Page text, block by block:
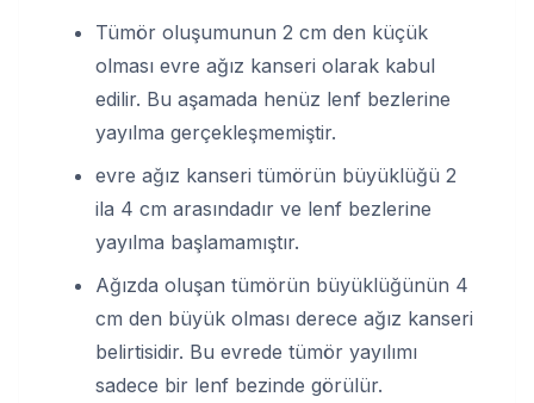
Tümör oluşumunun 2 cm den küçük
olması evre ağız kanseri olarak kabul
edilir. Bu aşamada henüz lenf bezlerine
yayılma gerçekleşmemiştir.
evre ağız kanseri tümörün büyüklüğü 2
ila 4 cm arasındadır ve lenf bezlerine
yayılma başlamamıştır.
Ağızda oluşan tümörün büyüklüğünün 4
cm den büyük olması derece ağız kanseri
belirtisidir. Bu evrede tümör yayılımı
sadece bir lenf bezinde görülür.